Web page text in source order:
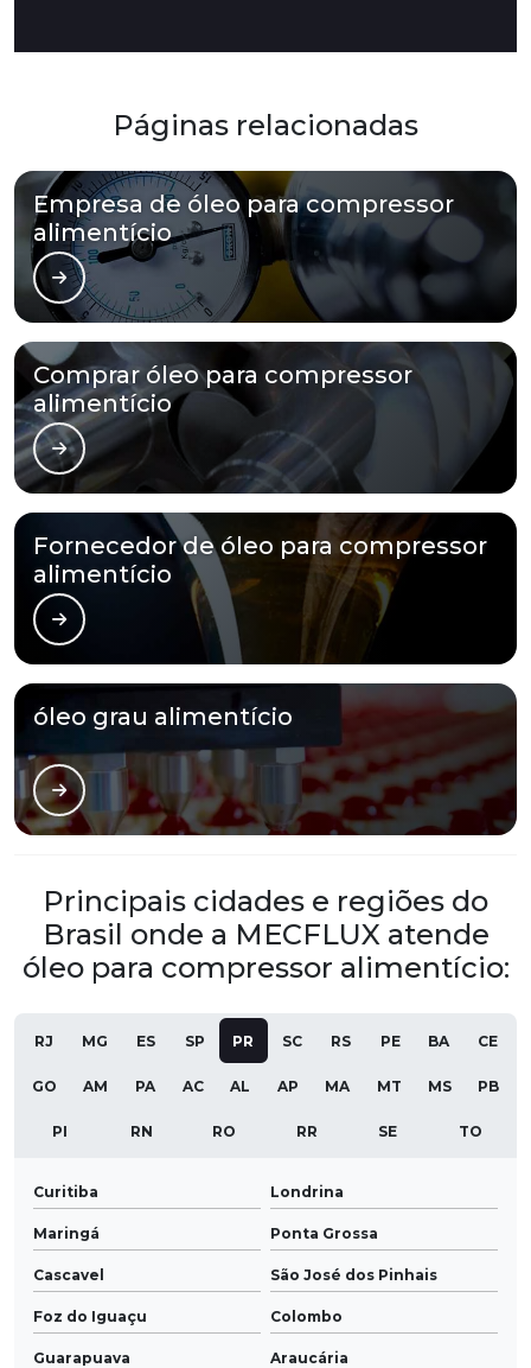
Páginas relacionadas
Empresa de óleo para compressor
alimentício
Comprar óleo para compressor
alimentício
Fornecedor de óleo para compressor
alimentício
óleo grau alimentício
Principais cidades e regiões do
Brasil onde a MECFLUX atende
óleo para compressor alimentício:
RJ MG ES SP PR SC RS PE BA CE
GO AM PA AC AL AP MA MT MS PB
PI RN RO RR SE TO
Curitiba Londrina
Maringá Ponta Grossa
Cascavel São José dos Pinhais
Foz do Iguaçu Colombo
Guarapuava Araucária